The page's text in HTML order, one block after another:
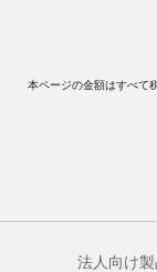
本ページの金額はすべて
法人向け